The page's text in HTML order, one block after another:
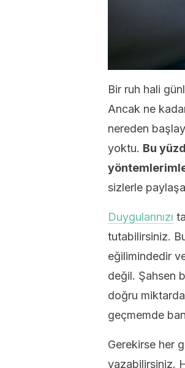
Bir ruh hali
Ancak ne
nereden
yoktu. Bu
sizlerle
Duygularınızı
tutabilirsiniz.
eğilimindedir
değil. Şahsen
doğru
geçmemde
Gerekirse her
yazabilirsiniz.